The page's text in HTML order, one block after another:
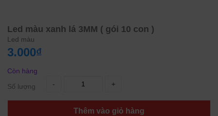
Led màu xanh lá 3MM ( gói 10 con )
Led màu
3.000₫
Còn hàng
Số lượng
- +
Thêm vào giỏ hàng